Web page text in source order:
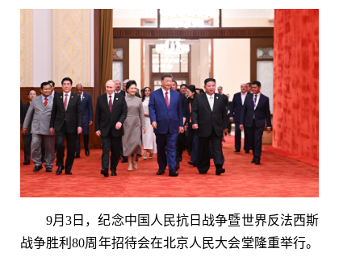
9月3日，纪念中国人民抗日战争暨世界反法西斯
战争胜利80周年招待会在北京人民大会堂隆重举行。